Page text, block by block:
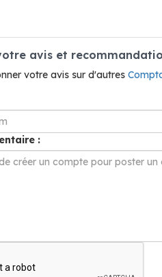
avis et
votre avis sur d'autres
: